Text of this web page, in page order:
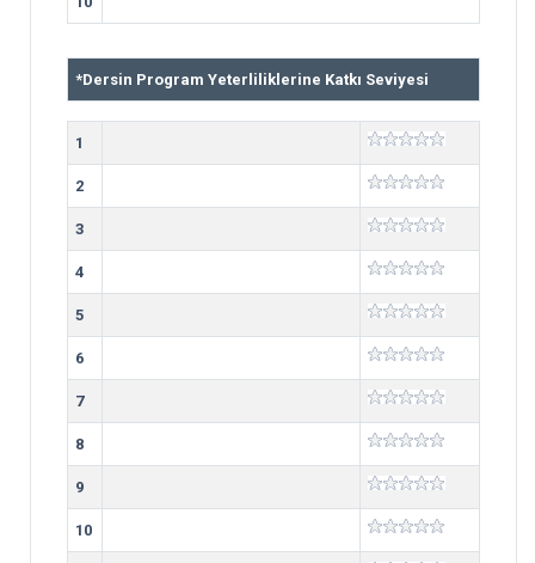
*Dersin Program Yeterliliklerine Katkı Seviyesi
1
2
3
4
5
6
7
8
9
10